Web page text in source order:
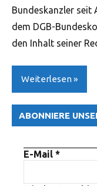
Bundeskanzler seit
dem DGB-
den Inhalt seiner
Weiterlesen
Allgemein
ver.di
ABONNIERE
E-Mail *